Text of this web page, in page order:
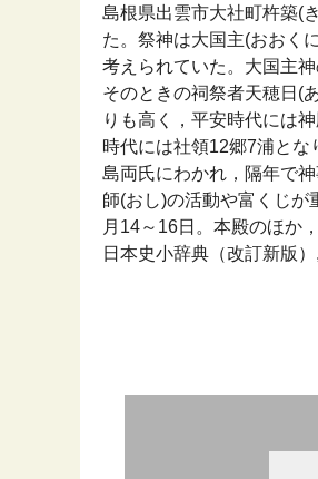
島根県出雲市大社町杵築(
た。祭神は大国主(おおく
考えられていた。大国主
そのときの祠祭者天穂日(
りも高く，平安時代には
時代には社領12郷7浦と
島両氏にわかれ，隔年で
師(おし)の活動や富くじ
月14～16日。本殿のほか
日本史小辞典（改訂新版